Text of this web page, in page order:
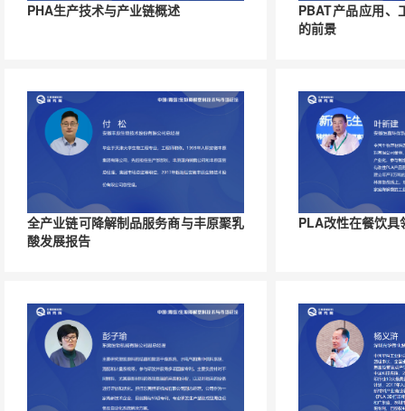
PHA生产技术与产业链概述
PBAT产品应用、
的前景
全产业链可降解制品服务商与丰原聚乳
酸发展报告
PLA改性在餐饮具